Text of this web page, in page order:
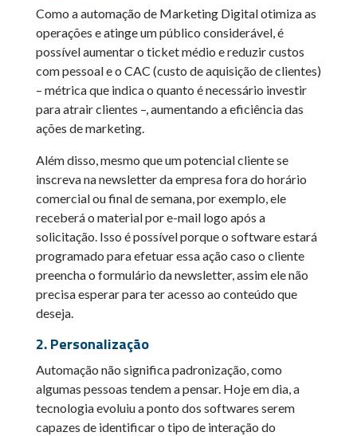
Como a automação de Marketing Digital otimiza as
operações e atinge um público considerável, é
possível aumentar o ticket médio e reduzir custos
com pessoal e o CAC (custo de aquisição de clientes)
– métrica que indica o quanto é necessário investir
para atrair clientes –, aumentando a eficiência das
ações de marketing.
Além disso, mesmo que um potencial cliente se
inscreva na newsletter da empresa fora do horário
comercial ou final de semana, por exemplo, ele
receberá o material por e-mail logo após a
solicitação. Isso é possível porque o software estará
programado para efetuar essa ação caso o cliente
preencha o formulário da newsletter, assim ele não
precisa esperar para ter acesso ao conteúdo que
deseja.
2. Personalização
Automação não significa padronização, como
algumas pessoas tendem a pensar. Hoje em dia, a
tecnologia evoluiu a ponto dos softwares serem
capazes de identificar o tipo de interação do